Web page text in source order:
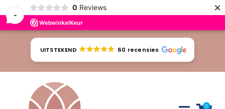
-
0 Reviews ×
UITSTEKEND 60 recensies
0